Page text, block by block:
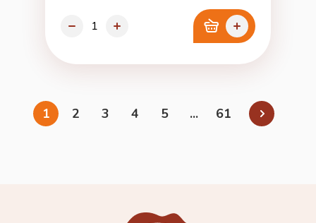
1 2 3 4 5 ... 61